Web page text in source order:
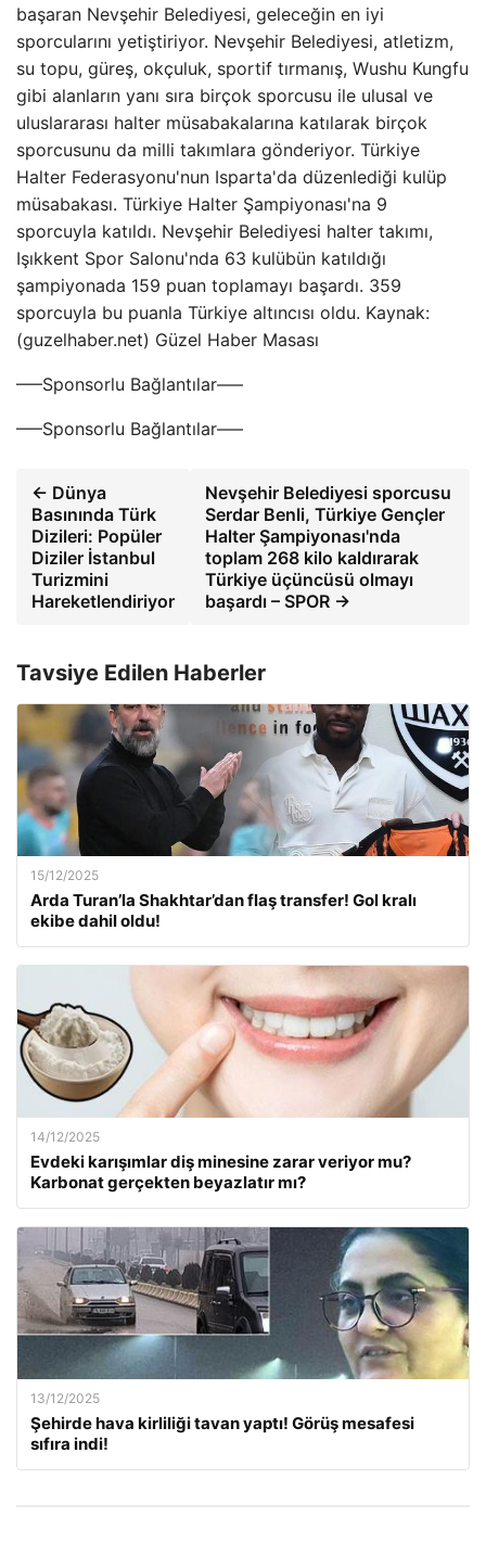
başaran Nevşehir Belediyesi, geleceğin en iyi
sporcularını yetiştiriyor. Nevşehir Belediyesi, atletizm,
su topu, güreş, okçuluk, sportif tırmanış, Wushu Kungfu
gibi alanların yanı sıra birçok sporcusu ile ulusal ve
uluslararası halter müsabakalarına katılarak birçok
sporcusunu da milli takımlara gönderiyor. Türkiye
Halter Federasyonu'nun Isparta'da düzenlediği kulüp
müsabakası. Türkiye Halter Şampiyonası'na 9
sporcuyla katıldı. Nevşehir Belediyesi halter takımı,
Işıkkent Spor Salonu'nda 63 kulübün katıldığı
şampiyonada 159 puan toplamayı başardı. 359
sporcuyla bu puanla Türkiye altıncısı oldu. Kaynak:
(guzelhaber.net) Güzel Haber Masası
—–Sponsorlu Bağlantılar—–
—–Sponsorlu Bağlantılar—–
← Dünya
Basınında Türk
Dizileri: Popüler
Diziler İstanbul
Turizmini
Hareketlendiriyor
Nevşehir Belediyesi sporcusu
Serdar Benli, Türkiye Gençler
Halter Şampiyonası'nda
toplam 268 kilo kaldırarak
Türkiye üçüncüsü olmayı
başardı – SPOR →
Tavsiye Edilen Haberler
15/12/2025
Arda Turan’la Shakhtar’dan flaş transfer! Gol kralı
ekibe dahil oldu!
14/12/2025
Evdeki karışımlar diş minesine zarar veriyor mu?
Karbonat gerçekten beyazlatır mı?
13/12/2025
Şehirde hava kirliliği tavan yaptı! Görüş mesafesi
sıfıra indi!